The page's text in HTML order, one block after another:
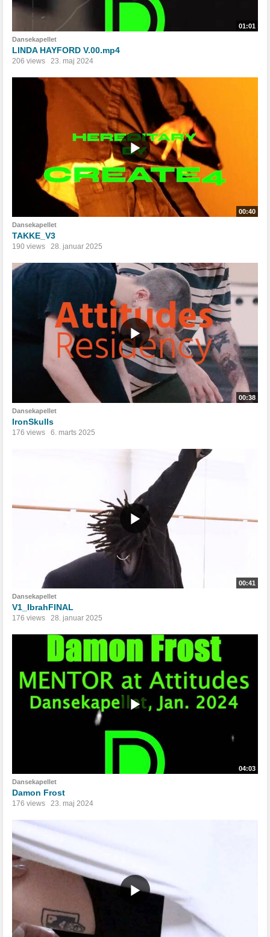
01:01
Dansekapellet
LINDA HAYFORD V.00.mp4
206 views 23. maj 2024
00:40
Dansekapellet
TAKKE_V3
190 views 28. januar 2025
00:38
Dansekapellet
IronSkulls
176 views 6. marts 2025
00:41
Dansekapellet
V1_IbrahFINAL
176 views 28. januar 2025
04:03
Dansekapellet
Damon Frost
176 views 23. maj 2024